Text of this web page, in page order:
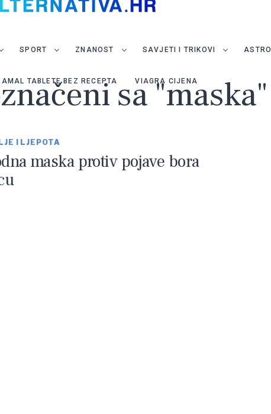
SPORT ZNANOST SAVJETI I TRIKOVI ASTRO
TABLETE BEZ RECEPTA VIAGRA CIJENA
sa "maska"
I LJEPOTA
maska protiv pojave bora